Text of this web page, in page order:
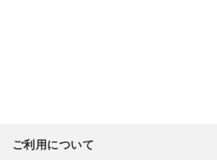
ご利用について